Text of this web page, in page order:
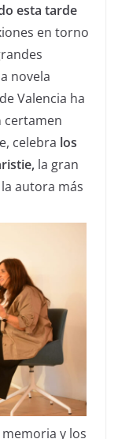
esta tarde
en torno
novela
Valencia ha
certamen
celebra los
la gran
autora más
y los